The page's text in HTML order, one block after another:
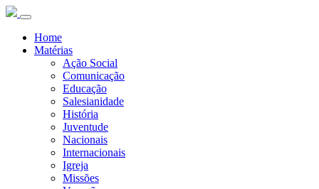
Home
Matérias
Ação Social
Comunicação
Educação
Salesianidade
História
Juventude
Nacionais
Internacionais
Igreja
Missões